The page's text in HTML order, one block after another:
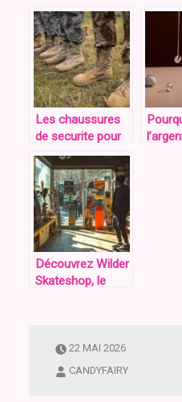
sur
showroomprive
une
Les chaussures
de securite pour
les
professionnels :
confort et style
au travail
Découvrez Wilder
Skateshop, le
streetwear
exclusif
22 MAI 2026
CANDYFAIRY